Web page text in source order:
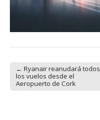
Post navigation
← Ryanair reanudará todos
los vuelos desde el
Aeropuerto de Cork